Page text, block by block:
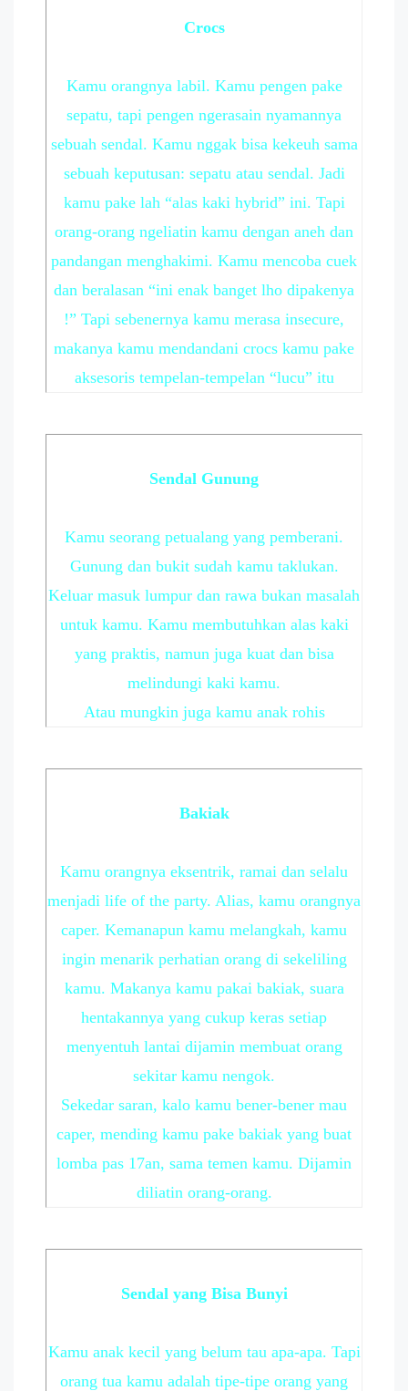
Crocs
Kamu orangnya labil. Kamu pengen pake
sepatu, tapi pengen ngerasain nyamannya
sebuah sendal. Kamu nggak bisa kekeuh sama
sebuah keputusan: sepatu atau sendal. Jadi
kamu pake lah “alas kaki hybrid” ini. Tapi
orang-orang ngeliatin kamu dengan aneh dan
pandangan menghakimi. Kamu mencoba cuek
dan beralasan “ini enak banget lho dipakenya
!” Tapi sebenernya kamu merasa insecure,
makanya kamu mendandani crocs kamu pake
aksesoris tempelan-tempelan “lucu” itu
Sendal Gunung
Kamu seorang petualang yang pemberani.
Gunung dan bukit sudah kamu taklukan.
Keluar masuk lumpur dan rawa bukan masalah
untuk kamu. Kamu membutuhkan alas kaki
yang praktis, namun juga kuat dan bisa
melindungi kaki kamu.
Atau mungkin juga kamu anak rohis
Bakiak
Kamu orangnya eksentrik, ramai dan selalu
menjadi life of the party. Alias, kamu orangnya
caper. Kemanapun kamu melangkah, kamu
ingin menarik perhatian orang di sekeliling
kamu. Makanya kamu pakai bakiak, suara
hentakannya yang cukup keras setiap
menyentuh lantai dijamin membuat orang
sekitar kamu nengok.
Sekedar saran, kalo kamu bener-bener mau
caper, mending kamu pake bakiak yang buat
lomba pas 17an, sama temen kamu. Dijamin
diliatin orang-orang.
Sendal yang Bisa Bunyi
Kamu anak kecil yang belum tau apa-apa. Tapi
orang tua kamu adalah tipe-tipe orang yang